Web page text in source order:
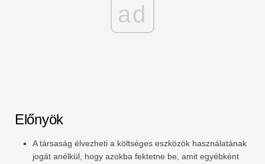
ad
Előnyök
A társaság élvezheti a költséges eszközök használatának
jogát anélkül, hogy azokba fektetne be, amit egyébként